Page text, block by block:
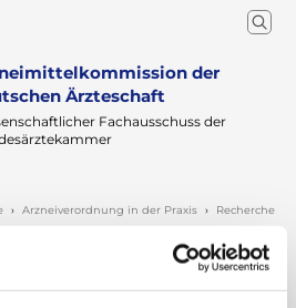
der
Ärzteschaft
Fachausschuss der
Arzneiverordnung in der Praxis
Recherche